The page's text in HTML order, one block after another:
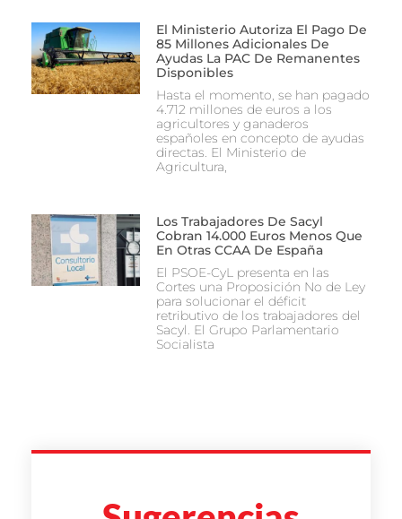
El Ministerio Autoriza El Pago De
85 Millones Adicionales De
Ayudas La PAC De Remanentes
Disponibles
Hasta el momento, se han pagado
4.712 millones de euros a los
agricultores y ganaderos
españoles en concepto de ayudas
directas. El Ministerio de
Agricultura,
Los Trabajadores De Sacyl
Cobran 14.000 Euros Menos Que
En Otras CCAA De España
El PSOE-CyL presenta en las
Cortes una Proposición No de Ley
para solucionar el déficit
retributivo de los trabajadores del
Sacyl. El Grupo Parlamentario
Socialista